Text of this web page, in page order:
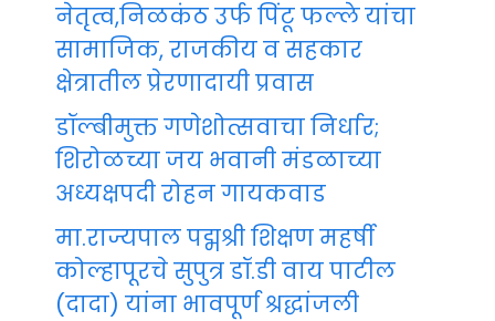
नेतृत्व,निळकंठ उर्फ पिंटू फल्ले यांचा
सामाजिक, राजकीय व सहकार
क्षेत्रातील प्रेरणादायी प्रवास
डॉल्बीमुक्त गणेशोत्सवाचा निर्धार;
शिरोळच्या जय भवानी मंडळाच्या
अध्यक्षपदी रोहन गायकवाड
मा.राज्यपाल पद्मश्री शिक्षण महर्षी
कोल्हापूरचे सुपुत्र डॉ.डी वाय पाटील
(दादा) यांना भावपूर्ण श्रद्धांजली